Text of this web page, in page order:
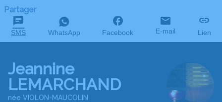
Partager
SMS WhatsApp Facebook E-mail Lien
Jeannine
LEMARCHAND
née VIOLON-MAUCOLIN